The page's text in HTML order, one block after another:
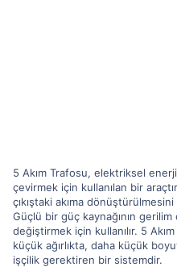
5 Akım Trafosu, elektriksel
çevirmek için kullanılan bir
çıkıştaki akıma
Güçlü bir güç kaynağının
değiştirmek için kullanılır. 5
küçük ağırlıkta, daha küçük
işçilik gerektiren bir sistemdir.